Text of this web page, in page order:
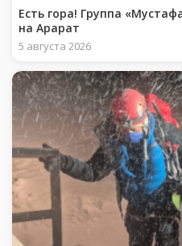
Есть гора! Группа
на Арарат
5 августа 2026